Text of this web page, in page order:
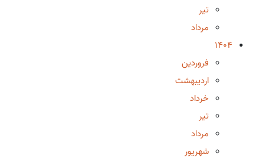
تیر
مرداد
1404
فروردین
اردیبهشت
خرداد
تیر
مرداد
شهریور